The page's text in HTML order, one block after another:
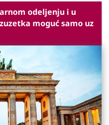
odeljenju i u
moguć samo uz